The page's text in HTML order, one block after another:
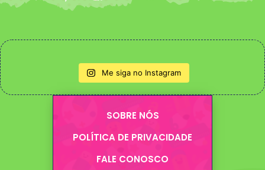
Me siga no Instagram
SOBRE NÓS
POLÍTICA DE PRIVACIDADE
FALE CONOSCO